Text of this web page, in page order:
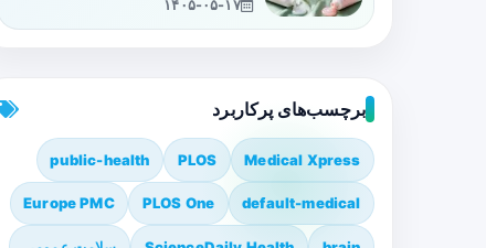
۱۴۰۵-۰۵-۱۷
برچسب‌های پرکاربرد
Medical Xpress
PLOS
public-health
default-medical
PLOS One
Europe PMC